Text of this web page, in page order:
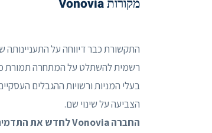
מקורות Vonovia
הצביעה על שינוי שם.
החברה Vonovia לחדש את התדמית החיצונית שלה.